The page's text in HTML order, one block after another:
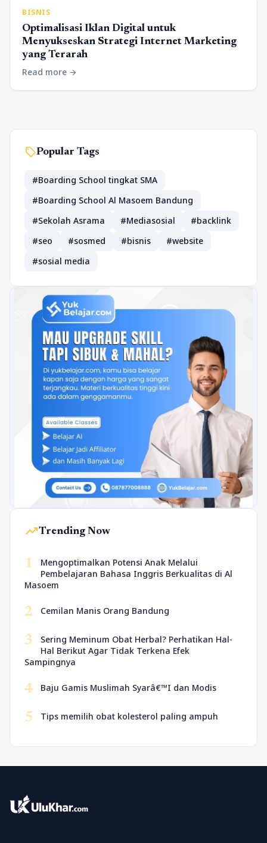
BISNIS
Optimalisasi Iklan Digital untuk
Menyukseskan Strategi Internet Marketing
yang Terarah
Read more arrow_forward
sellPopular Tags
#Boarding School tingkat SMA
#Boarding School Al Masoem Bandung
#Sekolah Asrama
#Mediasosial
#backlink
#seo
#sosmed #bisnis
#website
#sosial media
trending_upTrending Now
1
Mengoptimalkan Potensi Anak Melalui
Pembelajaran Bahasa Inggris Berkualitas di Al
Masoem
2 Cemilan Manis Orang Bandung
3
Sering Meminum Obat Herbal? Perhatikan Hal-
Hal Berikut Agar Tidak Terkena Efek
Sampingnya
4 Baju Gamis Muslimah Syarâ€™I dan Modis
5 Tips memilih obat kolesterol paling ampuh